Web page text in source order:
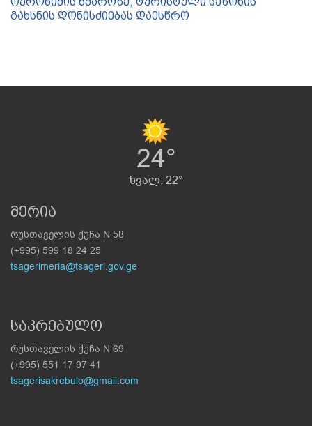
გახსნის ღონისძიებას დაესწრო
24°
ხვალ: 22°
მერია
რუსთაველის ქუჩა N 58
(+995) 599 18 24 25
tsagerimeria@tsageri.gov.ge
საკრებულო
რუსთაველის ქუჩა N 69
(+995) 551 17 97 41
tsagerisakrebulo@gmail.com